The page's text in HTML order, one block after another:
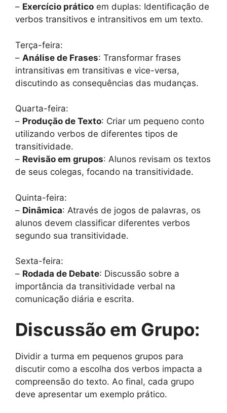
– Exercício prático em duplas: Identificação de
verbos transitivos e intransitivos em um texto.
Terça-feira:
– Análise de Frases: Transformar frases
intransitivas em transitivas e vice-versa,
discutindo as consequências das mudanças.
Quarta-feira:
– Produção de Texto: Criar um pequeno conto
utilizando verbos de diferentes tipos de
transitividade.
– Revisão em grupos: Alunos revisam os textos
de seus colegas, focando na transitividade.
Quinta-feira:
– Dinâmica: Através de jogos de palavras, os
alunos devem classificar diferentes verbos
segundo sua transitividade.
Sexta-feira:
– Rodada de Debate: Discussão sobre a
importância da transitividade verbal na
comunicação diária e escrita.
Discussão em Grupo:
Dividir a turma em pequenos grupos para
discutir como a escolha dos verbos impacta a
compreensão do texto. Ao final, cada grupo
deve apresentar um exemplo prático.